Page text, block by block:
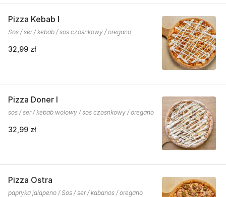
Pizza Kebab I
Sos / ser / kebab / sos czosnkowy / oregano
32,99 zł
Pizza Doner I
sos / ser / kebab wolowy / sos czosnkowy / oregano
32,99 zł
Pizza Ostra
papryka jalapeno / Sos / ser / kabanos / oregano